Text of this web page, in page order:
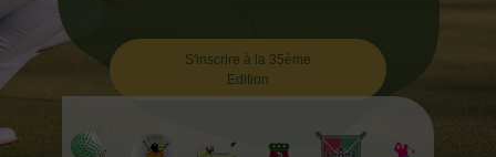
S'inscrire à la 35ème
Edition